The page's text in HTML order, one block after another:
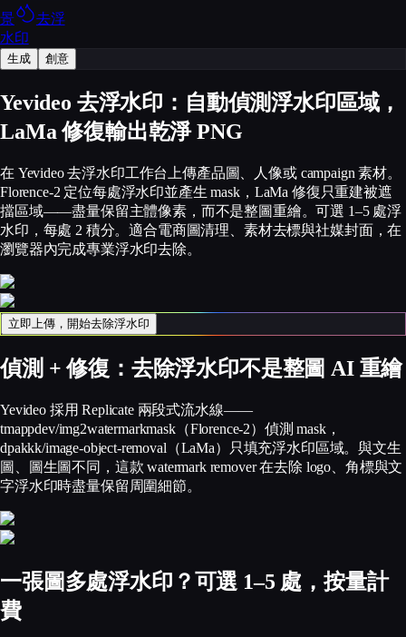
景
去浮
水印
生成 創意
Yevideo 去浮水印：自動偵測浮水印區域，
LaMa 修復輸出乾淨 PNG
在 Yevideo 去浮水印工作台上傳產品圖、人像或 campaign 素材。
Florence-2 定位每處浮水印並產生 mask，LaMa 修復只重建被遮
擋區域——盡量保留主體像素，而不是整圖重繪。可選 1–5 處浮
水印，每處 2 積分。適合電商圖清理、素材去標與社媒封面，在
瀏覽器內完成專業浮水印去除。
立即上傳，開始去除浮水印
偵測 + 修復：去除浮水印不是整圖 AI 重繪
Yevideo 採用 Replicate 兩段式流水線——
tmappdev/img2watermarkmask（Florence-2）偵測 mask，
dpakkk/image-object-removal（LaMa）只填充浮水印區域。與文生
圖、圖生圖不同，這款 watermark remover 在去除 logo、角標與文
字浮水印時盡量保留周圍細節。
一張圖多處浮水印？可選 1–5 處，按量計
費